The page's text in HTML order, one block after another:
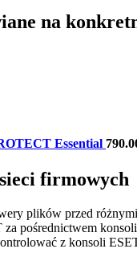
na
Essential
firmowych
plików przed
pośrednictwem
z konsoli